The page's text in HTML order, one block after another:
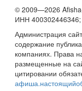
© 2009—2026
ИНН
Администрация
содержание
компаниях. Права
размещенные на
цитировании